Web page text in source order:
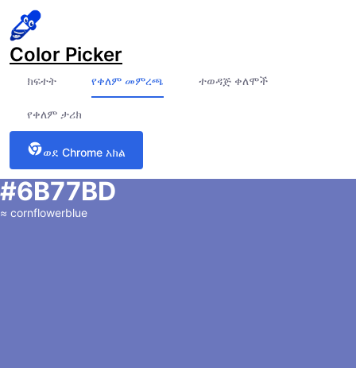
Color Picker
ክፍተት የቀለም መምረጫ ተወዳጅ ቀለሞች
የቀለም ታሪክ
ወደ Chrome አክል
#6B77BD
≈ cornflowerblue